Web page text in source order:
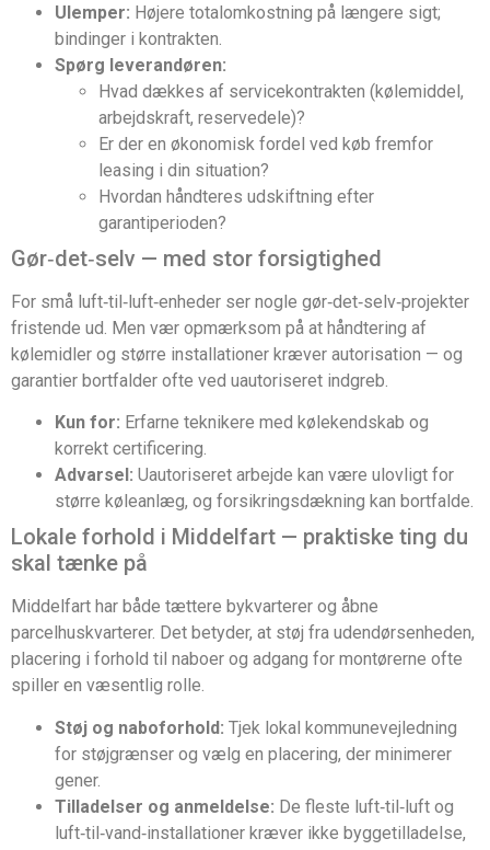
Ulemper: Højere totalomkostning på længere sigt;
bindinger i kontrakten.
Spørg leverandøren:
Hvad dækkes af servicekontrakten (kølemiddel,
arbejdskraft, reservedele)?
Er der en økonomisk fordel ved køb fremfor
leasing i din situation?
Hvordan håndteres udskiftning efter
garantiperioden?
Gør‑det‑selv — med stor forsigtighed
For små luft‑til‑luft‑enheder ser nogle gør‑det‑selv‑projekter
fristende ud. Men vær opmærksom på at håndtering af
kølemidler og større installationer kræver autorisation — og
garantier bortfalder ofte ved uautoriseret indgreb.
Kun for: Erfarne teknikere med kølekendskab og
korrekt certificering.
Advarsel: Uautoriseret arbejde kan være ulovligt for
større køleanlæg, og forsikringsdækning kan bortfalde.
Lokale forhold i Middelfart — praktiske ting du
skal tænke på
Middelfart har både tættere bykvarterer og åbne
parcelhuskvarterer. Det betyder, at støj fra udendørsenheden,
placering i forhold til naboer og adgang for montørerne ofte
spiller en væsentlig rolle.
Støj og naboforhold: Tjek lokal kommunevejledning
for støjgrænser og vælg en placering, der minimerer
gener.
Tilladelser og anmeldelse: De fleste luft‑til‑luft og
luft‑til‑vand‑installationer kræver ikke byggetilladelse,